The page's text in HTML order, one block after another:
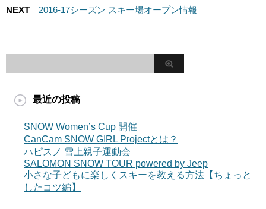
NEXT
2016-17シーズン スキー場オープン情報
最近の投稿
SNOW Women’s Cup 開催
CanCam SNOW GIRL Projectとは？
ハピスノ 雪上親子運動会
SALOMON SNOW TOUR powered by Jeep
小さな子どもに楽しくスキーを教える方法【ちょっと
したコツ編】